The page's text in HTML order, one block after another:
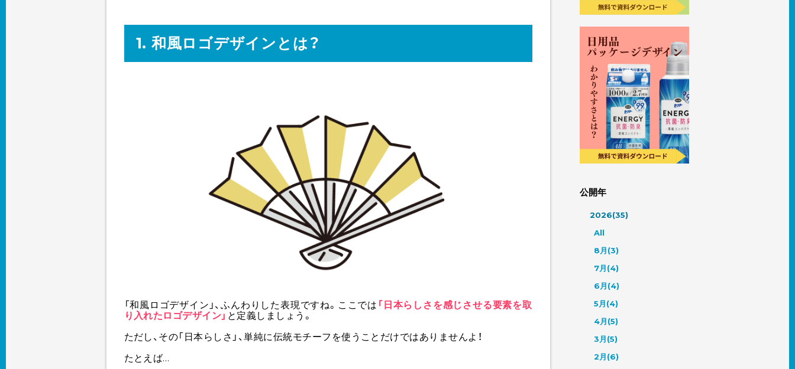
1. 和風ロゴデザインとは？
「和風ロゴデザイン」、ふんわりした表現ですね。ここでは 「日本らしさを感じさせる要素を取
り入れたロゴデザイン」 と定義しましょう。
ただし、その「日本らしさ」、単純に伝統モチーフを使うことだけではありませんよ！
たとえば…
公開年
2026(35)
All
8月(3)
7月(4)
6月(4)
5月(4)
4月(5)
3月(5)
2月(6)